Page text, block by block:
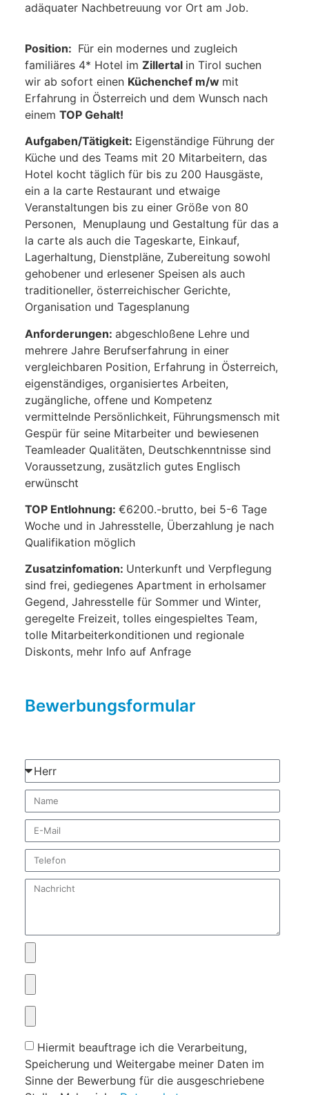
adäquater Nachbetreuung vor Ort am Job.
Position: Für ein modernes und zugleich
familiäres 4* Hotel im Zillertal in Tirol suchen
wir ab sofort einen Küchenchef m/w mit
Erfahrung in Österreich und dem Wunsch nach
einem TOP Gehalt!
Aufgaben/Tätigkeit: Eigenständige Führung der
Küche und des Teams mit 20 Mitarbeitern, das
Hotel kocht täglich für bis zu 200 Hausgäste,
ein a la carte Restaurant und etwaige
Veranstaltungen bis zu einer Größe von 80
Personen, Menuplaung und Gestaltung für das a
la carte als auch die Tageskarte, Einkauf,
Lagerhaltung, Dienstpläne, Zubereitung sowohl
gehobener und erlesener Speisen als auch
traditioneller, österreichischer Gerichte,
Organisation und Tagesplanung
Anforderungen: abgeschloßene Lehre und
mehrere Jahre Berufserfahrung in einer
vergleichbaren Position, Erfahrung in Österreich,
eigenständiges, organisiertes Arbeiten,
zugängliche, offene und Kompetenz
vermittelnde Persönlichkeit, Führungsmensch mit
Gespür für seine Mitarbeiter und bewiesenen
Teamleader Qualitäten, Deutschkenntnisse sind
Voraussetzung, zusätzlich gutes Englisch
erwünscht
TOP Entlohnung: €6200.-brutto, bei 5-6 Tage
Woche und in Jahresstelle, Überzahlung je nach
Qualifikation möglich
Zusatzinfomation: Unterkunft und Verpflegung
sind frei, gediegenes Apartment in erholsamer
Gegend, Jahresstelle für Sommer und Winter,
geregelte Freizeit, tolles eingespieltes Team,
tolle Mitarbeiterkonditionen und regionale
Diskonts, mehr Info auf Anfrage
Bewerbungsformular
Hiermit beauftrage ich die Verarbeitung,
Speicherung und Weitergabe meiner Daten im
Sinne der Bewerbung für die ausgeschriebene